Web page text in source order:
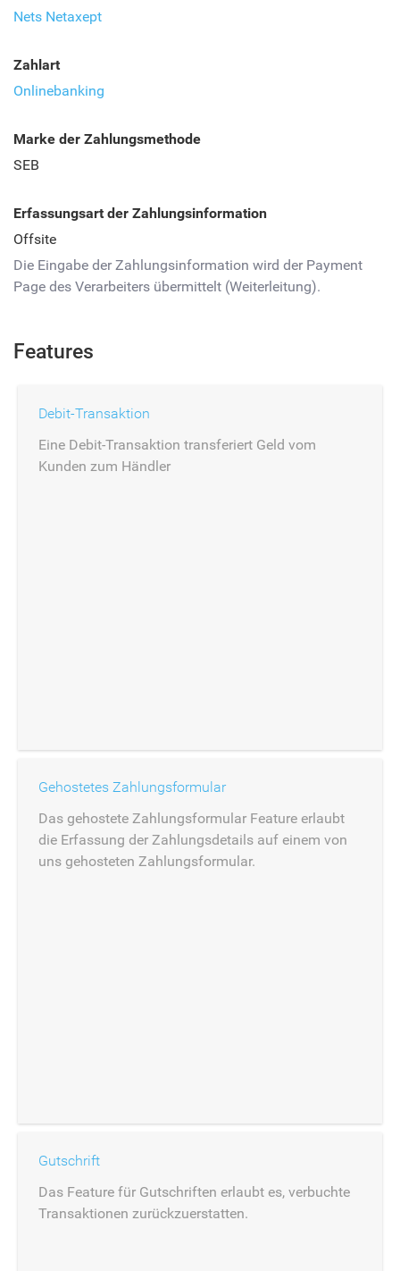
Nets Netaxept
Zahlart
Onlinebanking
Marke der Zahlungsmethode
SEB
Erfassungsart der Zahlungsinformation
Offsite
Die Eingabe der Zahlungsinformation wird der Payment
Page des Verarbeiters übermittelt (Weiterleitung).
Features
Debit-Transaktion
Eine Debit-Transaktion transferiert Geld vom
Kunden zum Händler
Gehostetes Zahlungsformular
Das gehostete Zahlungsformular Feature erlaubt
die Erfassung der Zahlungsdetails auf einem von
uns gehosteten Zahlungsformular.
Gutschrift
Das Feature für Gutschriften erlaubt es, verbuchte
Transaktionen zurückzuerstatten.